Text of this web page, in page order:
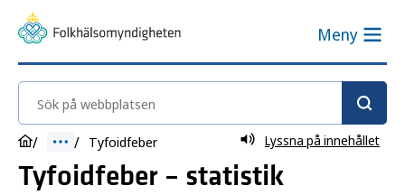
Meny
Sök på webbplatsen
Tyfoidfeber Lyssna på innehållet
Tyfoidfeber – statistik